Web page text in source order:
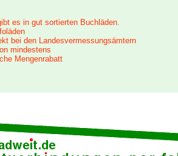
es in gut sortierten Buchläden.
bei den Landesvermessungsämtern
mindestens
Mengenrabatt